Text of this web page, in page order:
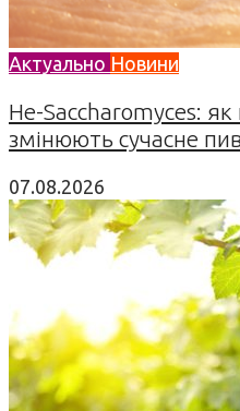
Актуально Новини
Не-Saccharomyces: як
змінюють сучасне
07.08.2026